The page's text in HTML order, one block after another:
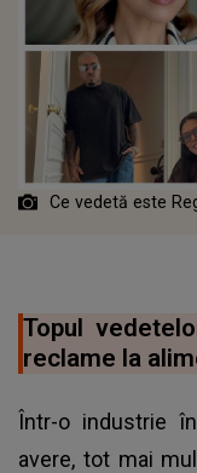
Ce vedetă este
Topul
reclame la
Într-o industrie
avere, tot mai